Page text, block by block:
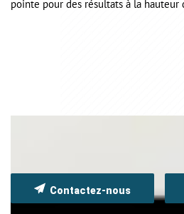
pointe pour des résultats à la hauteur
Contactez-nous